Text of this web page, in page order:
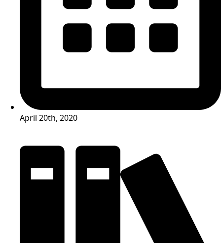
April 20th, 2020